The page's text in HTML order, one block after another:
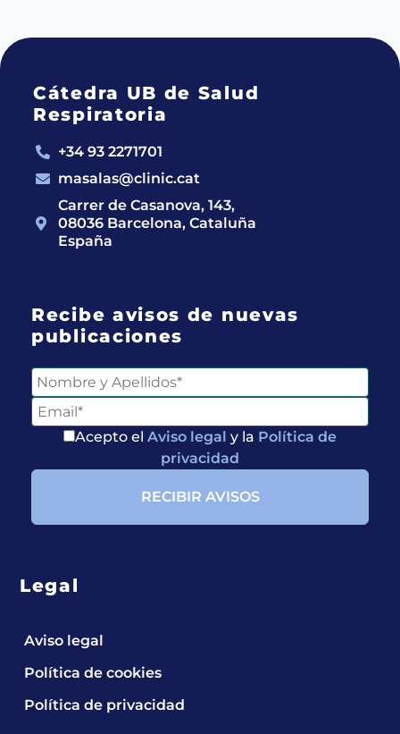
Cátedra UB de Salud
Respiratoria
+34 93 2271701
masalas@clinic.cat
Carrer de Casanova, 143,
08036 Barcelona, Cataluña
España
Recibe avisos de nuevas
publicaciones
Acepto el Aviso legal y la Política de
privacidad
Legal
Aviso legal
Política de cookies
Política de privacidadEntérate de